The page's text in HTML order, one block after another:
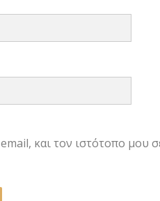
και τον ιστότοπο μου